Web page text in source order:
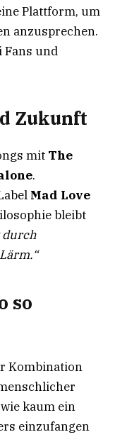
Plattform, um
anzusprechen.
Fans und
Zukunft
mit The
.
Mad Love
bleibt
durch
so
Kombination
kaum ein
einzufangen